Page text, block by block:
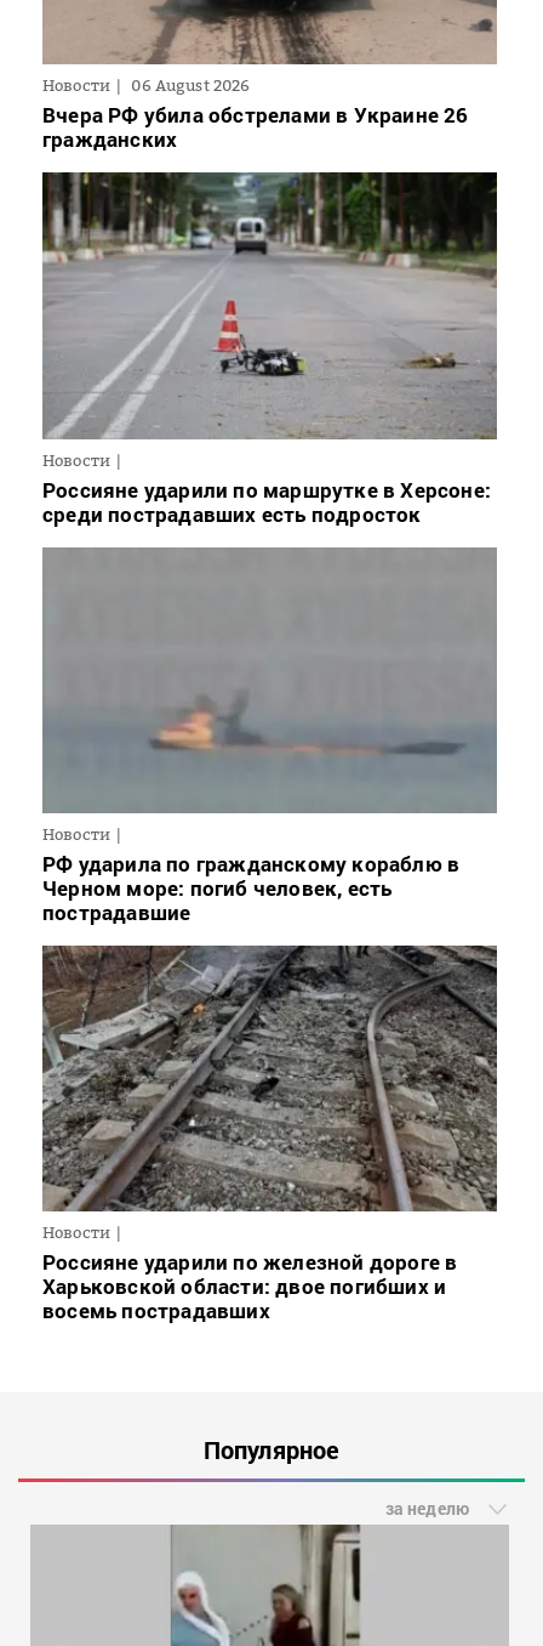
Новости 06 August 2026
Вчера РФ убила обстрелами в Украине 26
гражданских
Новости
Россияне ударили по маршрутке в Херсоне:
среди пострадавших есть подросток
Новости
РФ ударила по гражданскому кораблю в
Черном море: погиб человек, есть
пострадавшие
Новости
Россияне ударили по железной дороге в
Харьковской области: двое погибших и
восемь пострадавших
Популярное
за неделю